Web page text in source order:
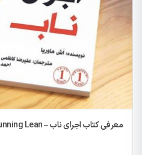
معرفی کتاب اجرای ناب – Running Lean